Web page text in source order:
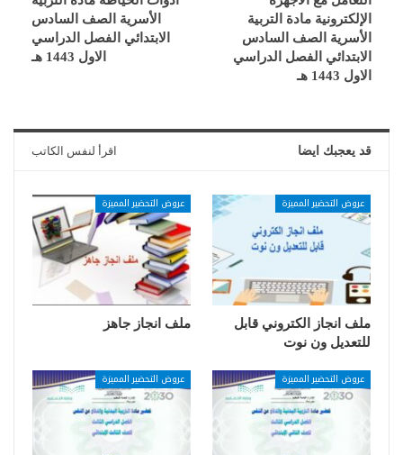
الإلكترونية مادة التربية
الأسرية الصف السادس
الابتدائي الفصل الدراسي
الاول 1443 هـ
الأسرية الصف السادس
الابتدائي الفصل الدراسي
الاول 1443 هـ
قد يعجبك ايضا اقرأ لنفس الكاتب
عروض التحضير المميزة
ملف انجاز الكتروني قابل
للتعديل ون نوت
عروض التحضير المميزة
ملف انجاز جاهز
عروض التحضير المميزة عروض التحضير المميزة